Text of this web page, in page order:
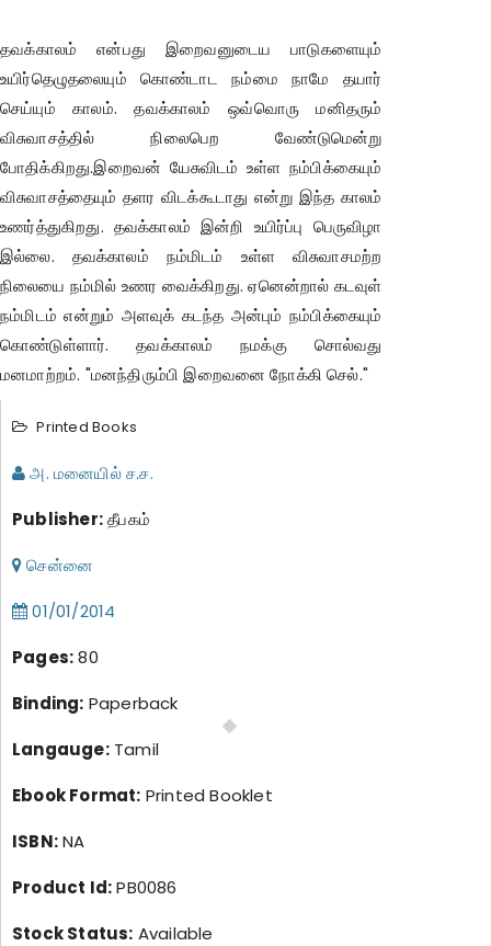
தவக்காலம் என்பது இறைவனுடைய பாடுகளையும்
உயிர்தெழுதலையும் கொண்டாட நம்மை நாமே தயார்
செய்யும் காலம். தவக்காலம் ஒவ்வொரு மனிதரும்
விசுவாசத்தில் நிலைபெற வேண்டுமென்று
போதிக்கிறது.இறைவன் யேசுவிடம் உள்ள நம்பிக்கையும்
விசுவாசத்தையும் தளர விடக்கூடாது என்று இந்த காலம்
உணர்த்துகிறது. தவக்காலம் இன்றி உயிர்ப்பு பெருவிழா
இல்லை. தவக்காலம் நம்மிடம் உள்ள விசுவாசமற்ற
நிலையை நம்மில் உணர வைக்கிறது. ஏனென்றால் கடவுள்
நம்மிடம் என்றும் அளவுக் கடந்த அன்பும் நம்பிக்கையும்
கொண்டுள்ளார். தவக்காலம் நமக்கு சொல்வது
மனமாற்றம். "மனந்திரும்பி இறைவனை நோக்கி செல்."
Printed Books
அ. மனையில் ச.ச.
Publisher:தீபகம்
சென்னை
01/01/2014
Pages:80
Binding: Paperback
Langauge:Tamil
Ebook Format: Printed Booklet
ISBN:NA
Product Id:PB0086
Stock Status: Available